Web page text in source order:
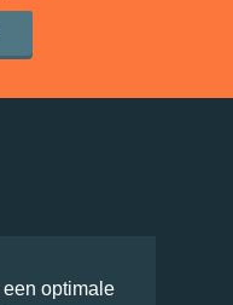
optimale
Cookies